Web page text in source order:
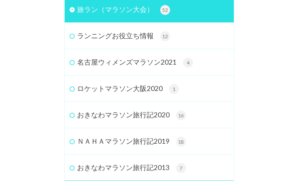
旅ラン（マラソン大会） 52
ランニングお役立ち情報 12
名古屋ウィメンズマラソン2021 4
ロケットマラソン大阪2020 1
おきなわマラソン旅行記2020 16
ＮＡＨＡマラソン旅行記2019 18
おきなわマラソン旅行記2013 7